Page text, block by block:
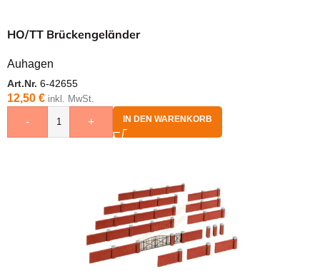
HO/TT Brückengeländer
Auhagen
Art.Nr. 6-42655
12,50 € inkl. MwSt.
- + IN DEN WARENKORB